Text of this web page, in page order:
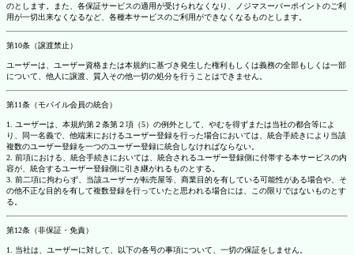
のとします。また、各保証サービスの適用が受けられなくなり、ノジマスーパーポイントのご利
用が一切出来なくなるなど、各種本サービスのご利用ができなくなるものとします。
第10条（譲渡禁止）
ユーザーは、ユーザー資格または本規約に基づき発生した権利もしくは義務の全部もしくは一部
について、他人に譲渡、質入その他一切の処分を行うことはできません。
第11条（モバイル会員の統合）
1. ユーザーは、本規約第２条第２項（5）の例外として、やむを得ずまたは当社の都合等によ
り、同一名義で、他端末におけるユーザー登録を行った場合においては、統合手続きにより当該
複数のユーザー登録を一つのユーザー登録に統合しなければならない。
2. 前項における、統合手続きにおいては、統合されるユーザー登録側に付帯する本サービスの内
容が、統合するユーザー登録側に引き継がれるものとする。
3. 前二項に拘わらず、当該ユーザーが転売屋等、商業目的を有している可能性がある場合や、そ
の他不正な目的を有して複数登録を行っていたと思われる場合には、この限りではないものとす
る。
第12条（非保証・免責）
1. 当社は、ユーザーに対して、以下の各号の事項について、一切の保証をしません。